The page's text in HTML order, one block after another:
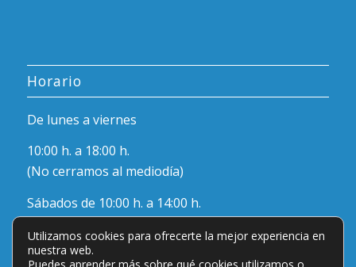
Horario
De lunes a viernes
10:00 h. a 18:00 h.
(No cerramos al mediodía)
Sábados de 10:00 h. a 14:00 h.
Utilizamos cookies para ofrecerte la mejor experiencia en
nuestra web.